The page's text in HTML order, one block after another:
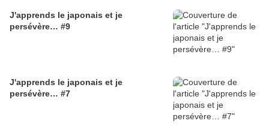
J'apprends le japonais et je
persévère… #9
J'apprends le japonais et je
persévère… #7